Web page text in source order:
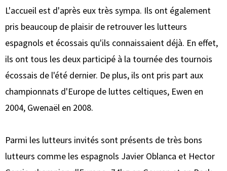
L'accueil est d'après eux très sympa. Ils ont également
pris beaucoup de plaisir de retrouver les lutteurs
espagnols et écossais qu'ils connaissaient déjà. En effet,
ils ont tous les deux participé à la tournée des tournois
écossais de l'été dernier. De plus, ils ont pris part aux
championnats d'Europe de luttes celtiques, Ewen en
2004, Gwenaël en 2008.
Parmi les lutteurs invités sont présents de très bons
lutteurs comme les espagnols Javier Oblanca et Hector